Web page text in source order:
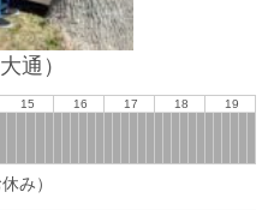
通）
15 16 17 18 19
休み）